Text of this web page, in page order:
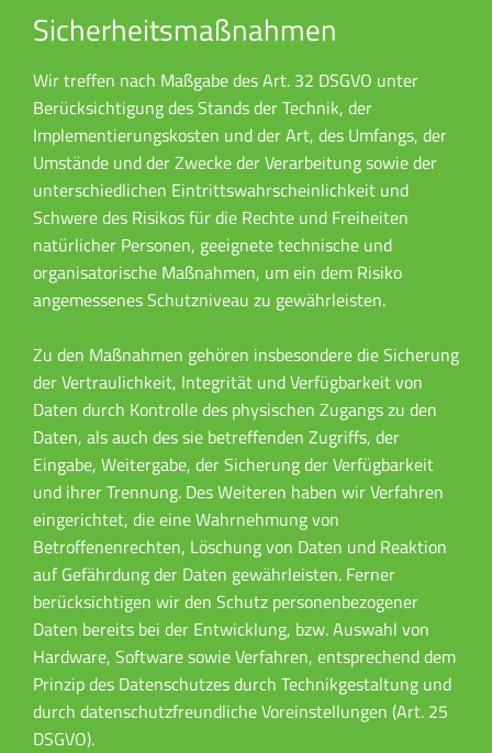
Sicherheitsmaßnahmen
Wir treffen nach Maßgabe des Art. 32 DSGVO unter
Berücksichtigung des Stands der Technik, der
Implementierungskosten und der Art, des Umfangs, der
Umstände und der Zwecke der Verarbeitung sowie der
unterschiedlichen Eintrittswahrscheinlichkeit und
Schwere des Risikos für die Rechte und Freiheiten
natürlicher Personen, geeignete technische und
organisatorische Maßnahmen, um ein dem Risiko
angemessenes Schutzniveau zu gewährleisten.
Zu den Maßnahmen gehören insbesondere die Sicherung
der Vertraulichkeit, Integrität und Verfügbarkeit von
Daten durch Kontrolle des physischen Zugangs zu den
Daten, als auch des sie betreffenden Zugriffs, der
Eingabe, Weitergabe, der Sicherung der Verfügbarkeit
und ihrer Trennung. Des Weiteren haben wir Verfahren
eingerichtet, die eine Wahrnehmung von
Betroffenenrechten, Löschung von Daten und Reaktion
auf Gefährdung der Daten gewährleisten. Ferner
berücksichtigen wir den Schutz personenbezogener
Daten bereits bei der Entwicklung, bzw. Auswahl von
Hardware, Software sowie Verfahren, entsprechend dem
Prinzip des Datenschutzes durch Technikgestaltung und
durch datenschutzfreundliche Voreinstellungen (Art. 25
DSGVO).